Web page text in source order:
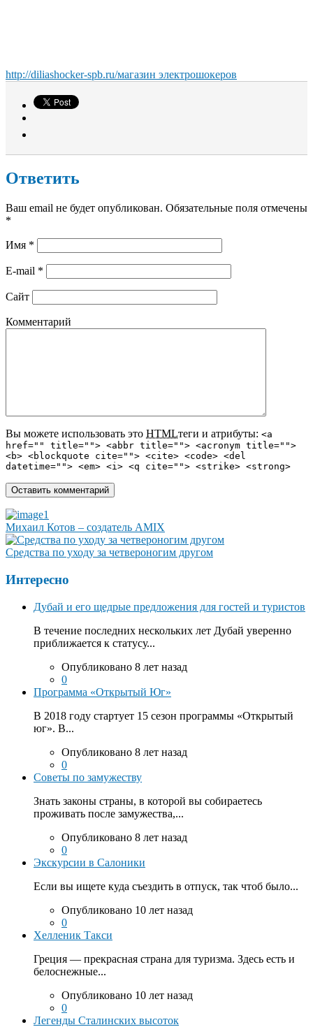
http://diliashocker-spb.ru/магазин электрошокеров
Ответить
Ваш email не будет опубликован. Обязательные поля отмечены
*
Имя *
E-mail *
Сайт
Комментарий
Вы можете использовать это HTMLтеги и атрибуты: <a
href="" title=""> <abbr title=""> <acronym title="">
<b> <blockquote cite=""> <cite> <code> <del
datetime=""> <em> <i> <q cite=""> <strike> <strong>
Михаил Котов – создатель AMIX
Средства по уходу за четвероногим другом
Интересно
Дубай и его щедрые предложения для гостей и туристов
В течение последних нескольких лет Дубай уверенно
приближается к статусу...
Опубликовано 8 лет назад
0
Программа «Открытый Юг»
В 2018 году стартует 15 сезон программы «Открытый
юг». В...
Опубликовано 8 лет назад
0
Советы по замужеству
Знать законы страны, в которой вы собираетесь
проживать после замужества,...
Опубликовано 8 лет назад
0
Экскурсии в Салоники
Если вы ищете куда съездить в отпуск, так чтоб было...
Опубликовано 10 лет назад
0
Хелленик Такси
Греция — прекрасная страна для туризма. Здесь есть и
белоснежные...
Опубликовано 10 лет назад
0
Легенды Сталинских высоток